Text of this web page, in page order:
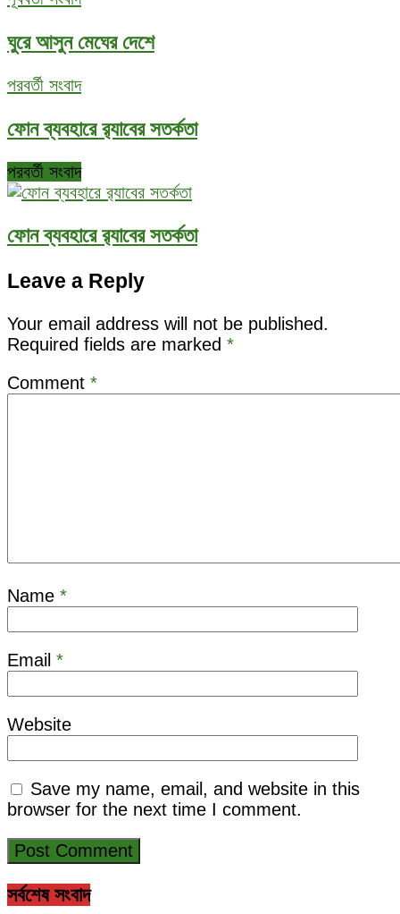
ঘুরে আসুন মেঘের দেশে
পরবর্তী সংবাদ
ফোন ব্যবহারে র‌্যাবের সতর্কতা
পরবর্তী সংবাদ
ফোন ব্যবহারে র‌্যাবের সতর্কতা
Leave a Reply
Your email address will not be published.
Required fields are marked *
Comment *
Name *
Email *
Website
Save my name, email, and website in this
browser for the next time I comment.
সর্বশেষ সংবাদ